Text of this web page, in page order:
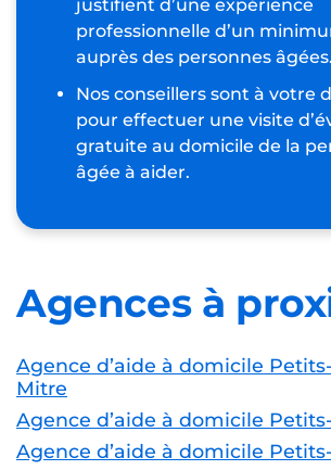
justifient d’une expérience
professionnelle d’un
auprès des personnes âgées.
Nos conseillers sont à votre
pour effectuer une visite
gratuite au domicile de la
âgée à aider.
Agences à
Agence d’aide à domicile
Mitre
Agence d’aide à domicile
Agence d’aide à domicile